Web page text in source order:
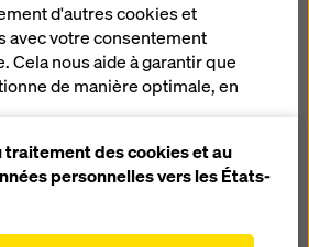
fortes charges, en séchage, ou en
voiles et murs préfabriqués.
pour optimiser votre
d'autres cookies et
avec votre consentement
Cela nous aide à garantir que
de manière optimale, en
la fonctionnalité de
fonctionnels et
traitement des cookies et au
personnelles vers les États-